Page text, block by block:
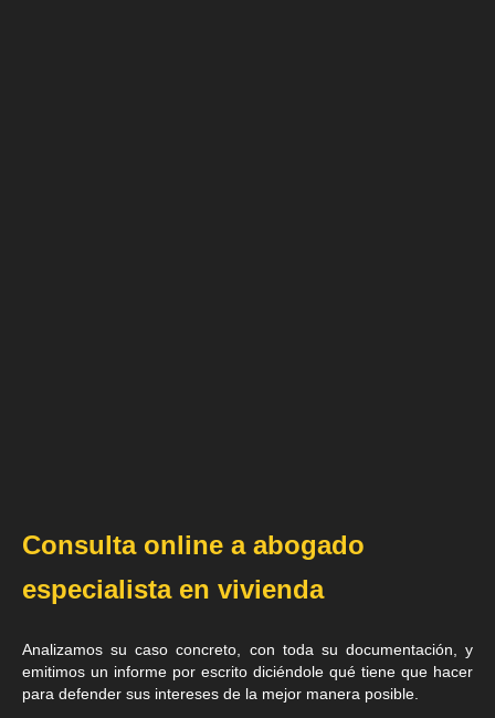
Consulta online a abogado
especialista en vivienda
Analizamos su caso concreto, con toda su documentación, y
emitimos un informe por escrito diciéndole qué tiene que hacer
para defender sus intereses de la mejor manera posible.